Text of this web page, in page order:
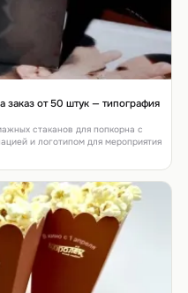
заказ от 50 штук — типография
стаканов для попкорна с
и логотипом для мероприятия